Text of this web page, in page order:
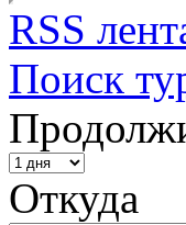
RSS
Поиск
Откуда